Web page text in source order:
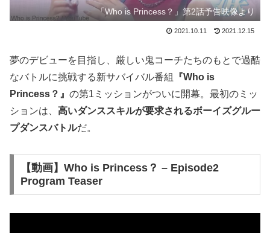
「Who is Princess？」第2話予告映像より
2021.10.11 2021.12.15
夢のデビューを目指し、厳しい鬼コーチたちのもとで過酷
なバトルに挑戦する新サバイバル番組
『Who is
Princess？』 の第1ミッションがついに開幕。最初のミッ
ションは、 高いダンススキルが要求されるボーイズグルー
プダンスバトルだ。
【動画】Who is Princess？ – Episode2
Program Teaser